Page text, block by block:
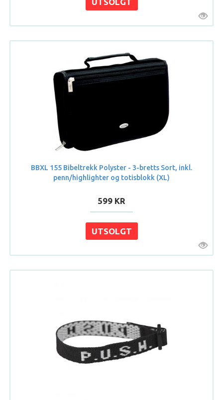
BBXL 155 Bibeltrekk Polyster - 3-bretts Sort, inkl.
penn/highlighter og totisblokk (XL)
599 KR